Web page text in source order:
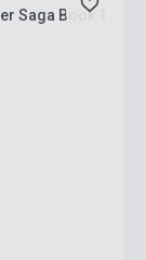
Saga Book 1